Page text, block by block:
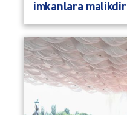
imkanlara malikdir